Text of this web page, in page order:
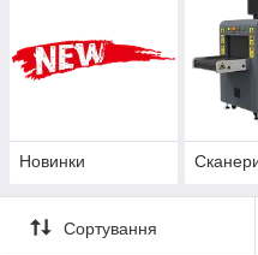
Новинки
Сортування